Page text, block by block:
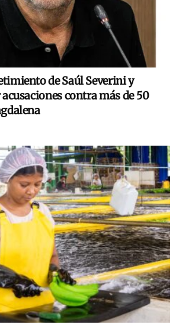
de Saúl Severini y
contra más de 50